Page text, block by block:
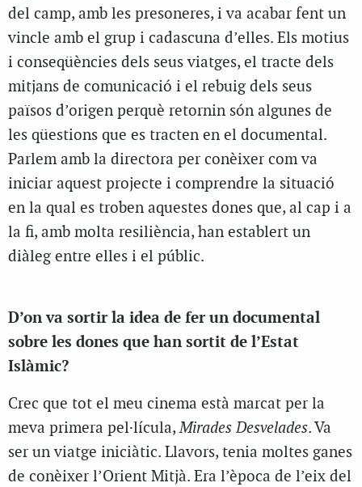
del camp, amb les presoneres, i va acabar fent un
vincle amb el grup i cadascuna d’elles. Els motius
i conseqüències dels seus viatges, el tracte dels
mitjans de comunicació i el rebuig dels seus
països d’origen perquè retornin són algunes de
les qüestions que es tracten en el documental.
Parlem amb la directora per conèixer com va
iniciar aquest projecte i comprendre la situació
en la qual es troben aquestes dones que, al cap i a
la fi, amb molta resiliència, han establert un
diàleg entre elles i el públic.
D’on va sortir la idea de fer un documental
sobre les dones que han sortit de l’Estat
Islàmic?
Crec que tot el meu cinema està marcat per la
meva primera pel·lícula,Mirades Desvelades. Va
ser un viatge iniciàtic. Llavors, tenia moltes ganes
de conèixer l’Orient Mitjà. Era l’època de l’eix del